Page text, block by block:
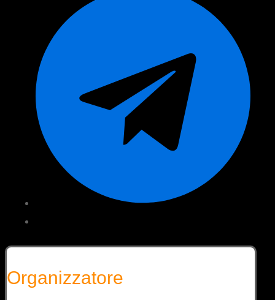
Organizzatore